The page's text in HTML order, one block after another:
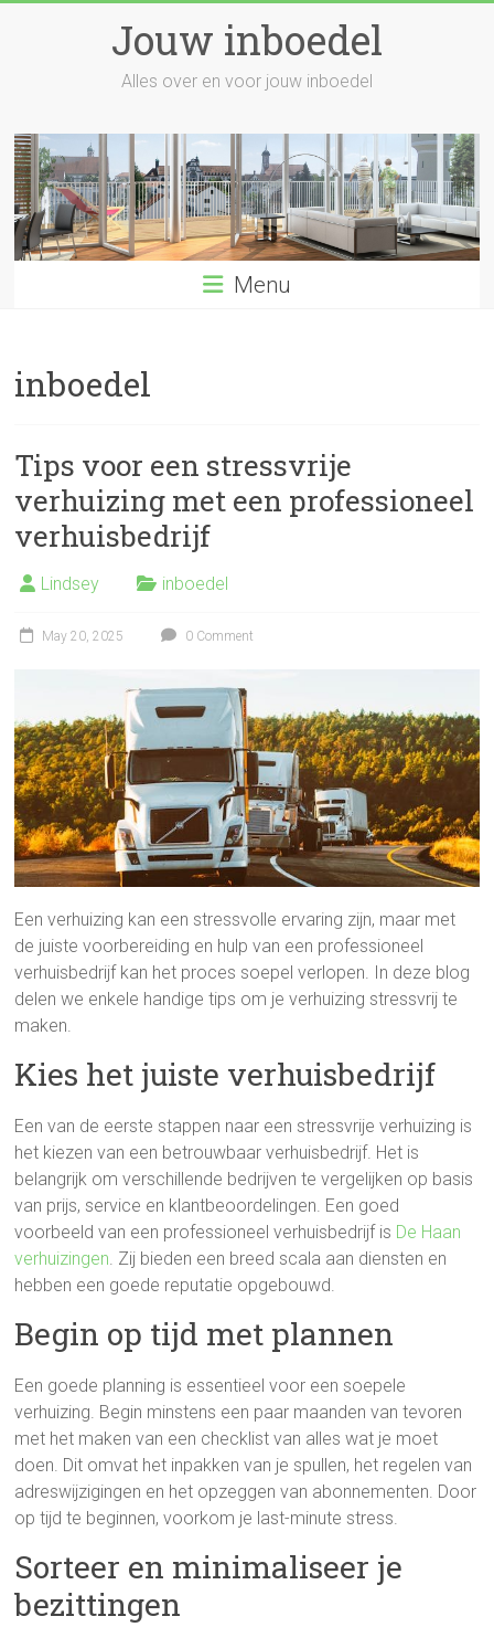
Jouw inboedel
Alles over en voor jouw inboedel
Menu
inboedel
Tips voor een stressvrije
verhuizing met een professioneel
verhuisbedrijf
Lindsey inboedel
May 20, 2025 0 Comment
Een verhuizing kan een stressvolle ervaring zijn, maar met
de juiste voorbereiding en hulp van een professioneel
verhuisbedrijf kan het proces soepel verlopen. In deze blog
delen we enkele handige tips om je verhuizing stressvrij te
maken.
Kies het juiste verhuisbedrijf
Een van de eerste stappen naar een stressvrije verhuizing is
het kiezen van een betrouwbaar verhuisbedrijf. Het is
belangrijk om verschillende bedrijven te vergelijken op basis
van prijs, service en klantbeoordelingen. Een goed
voorbeeld van een professioneel verhuisbedrijf is De Haan
verhuizingen. Zij bieden een breed scala aan diensten en
hebben een goede reputatie opgebouwd.
Begin op tijd met plannen
Een goede planning is essentieel voor een soepele
verhuizing. Begin minstens een paar maanden van tevoren
met het maken van een checklist van alles wat je moet
doen. Dit omvat het inpakken van je spullen, het regelen van
adreswijzigingen en het opzeggen van abonnementen. Door
op tijd te beginnen, voorkom je last-minute stress.
Sorteer en minimaliseer je
bezittingen